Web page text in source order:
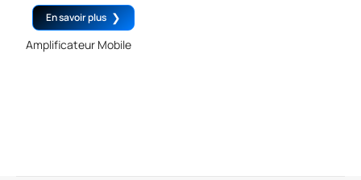
En savoir plus
Amplificateur Mobile